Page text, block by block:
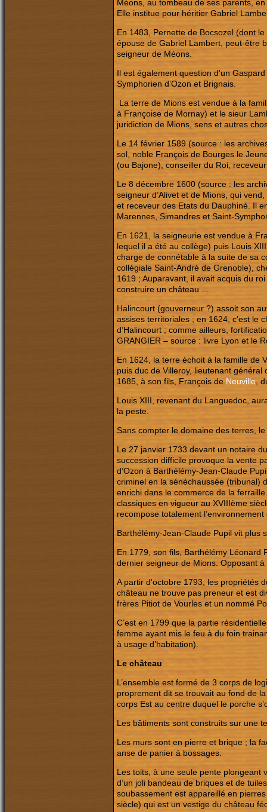
Méons, au tombeau de ses parents,
Elle institue pour héritier Gabriel
En 1483, Pernette de Bocsozel (dont
épouse de Gabriel Lambert, peut-être
seigneur de Méons.
Il est également question d'un
Symphorien d’Ozon et Brignais.
La terre de Mions est vendue à la
à Françoise de Mornay) et le sieur
juridiction de Mions, sens et autres
Le 14 février 1589 (source : les
sol, noble François de Bourges le
(ou Bajone), conseiller du Roi,
Le 8 décembre 1600 (source : les
seigneur d’Alivet et de Mions, qui
et receveur des Etats du Dauphiné. Il
Marennes, Simandres et Saint-
En 1621, la seigneurie est vendue à
lequel il a été au collège) puis Louis
charge de connétable à la suite de sa
collégiale Saint-André de Grenoble),
1619 ; Auparavant, il avait acquis du
construire un château ...
Halincourt (gouverneur ?) assoit son
assises territoriales ; en 1624, c’est le
d’Halincourt ; comme ailleurs,
GRANGIER – source : livre Lyon et le
En 1624, la terre échoit à la famille de
puis duc de Villeroy, lieutenant
1685, à son fils, François de Neuville ,
Louis XIII, revenant du Languedoc,
la peste.
Sans compter le domaine des terres,
Le 27 janvier 1733 devant un notaire
succession difficile provoque la vente
d’Ozon à Barthélémy-Jean-Claude
criminel en la sénéchaussée (tribunal)
enrichi dans le commerce de la
classiques en vigueur au XVIIIème
recompose totalement
Barthélémy-Jean-Claude Pupil vit plus
En 1779, son fils, Barthélémy Léonard
dernier seigneur de Mions. Opposant
A partir d'octobre 1793, les propriétés
château ne trouve pas preneur et est
frères Pitiot de Vourles et un nommé
C’est en 1799 que la partie
femme ayant mis le feu à du foin
à usage d’habitation).
Le château
L’ensemble est formé de 3 corps de
proprement dit se trouvait au fond de
corps Est au centre duquel le porche
Les bâtiments sont construits sur une
Les murs sont en pierre et brique ; la
anse de panier à bossages.
Les toits, à une seule pente plongeant
d’un joli bandeau de briques et de
soubassement est appareillé en
siècle) qui est un vestige du château